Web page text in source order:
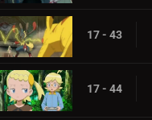
17 - 43
17 - 44